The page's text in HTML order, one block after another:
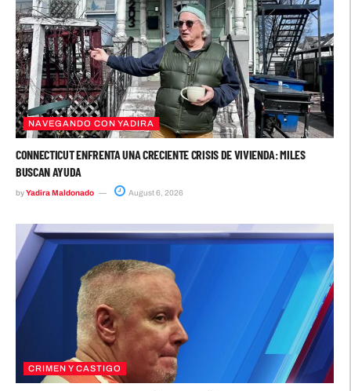
NAVEGANDO CON YADIRA
CONNECTICUT ENFRENTA UNA CRECIENTE CRISIS DE VIVIENDA: MILES
BUSCAN AYUDA
byYadira Maldonado August 6, 2026
CRIMEN Y CASTIGO